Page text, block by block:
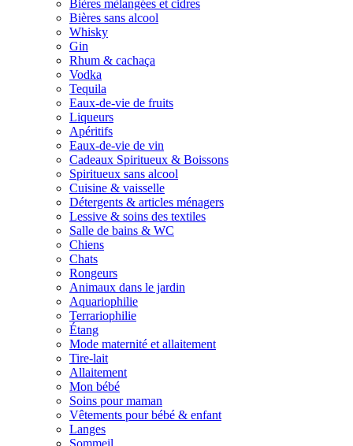
Bières mèlangées et cidres
Bières sans alcool
Whisky
Gin
Rhum & cachaça
Vodka
Tequila
Eaux-de-vie de fruits
Liqueurs
Apéritifs
Eaux-de-vie de vin
Cadeaux Spiritueux & Boissons
Spiritueux sans alcool
Cuisine & vaisselle
Détergents & articles ménagers
Lessive & soins des textiles
Salle de bains & WC
Chiens
Chats
Rongeurs
Animaux dans le jardin
Aquariophilie
Terrariophilie
Étang
Mode maternité et allaitement
Tire-lait
Allaitement
Mon bébé
Soins pour maman
Vêtements pour bébé & enfant
Langes
Sommeil